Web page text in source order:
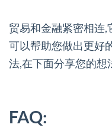
贸易和金融紧密相连,
可以帮助您做出更好
法,在下面分享您的想
FAQ: